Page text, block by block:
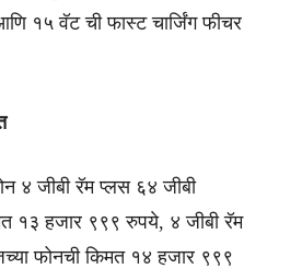
१५ वॅट ची फास्ट चार्जिंग फीचर
४ जीबी रॅम प्लस ६४ जीबी
१३ हजार ९९९ रुपये, ४ जीबी रॅम
फोनची किमत १४ हजार ९९९